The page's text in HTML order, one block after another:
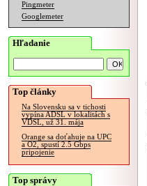
Pingmeter
Googlemeter
Hľadanie
Top články
Na Slovensku sa v tichosti
vypína ADSL v lokalitách s
VDSL, už 31. mája
Orange sa doťahuje na UPC
a O2, spustí 2.5 Gbps
pripojenie
Top správy